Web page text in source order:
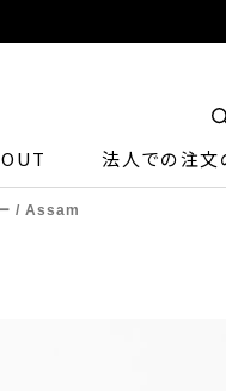
法人での注文
/ Assam